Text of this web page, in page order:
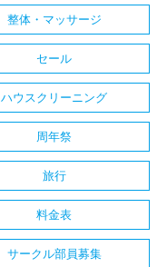
整体・マッサージ
セール
ハウスクリーニング
周年祭
旅行
料金表
サークル部員募集